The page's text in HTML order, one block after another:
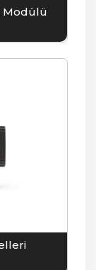
Modülü